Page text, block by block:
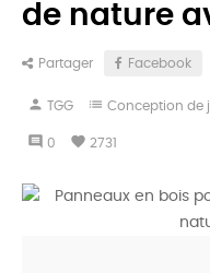
de nature
Partager Facebook
person TGG list Conception de
comment 0 favorite 2731